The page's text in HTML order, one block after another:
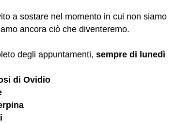
a sostare nel momento in cui non siamo
ancora ciò che diventeremo.
degli appuntamenti, sempre di lunedì
di Ovidio